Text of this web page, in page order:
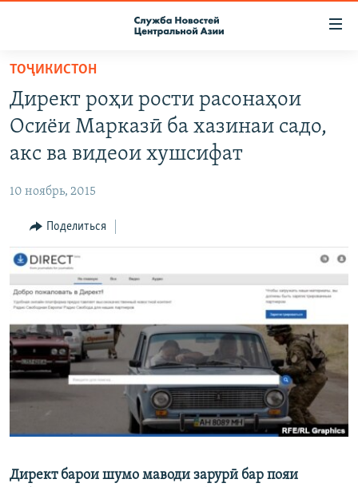
Вернуться
основному
содержанию
главной
навигации
Вернутся
поиску
ПОДПИСКА
НАСТОЯЩЕЕ ВРЕМЯ
МИГРАНТ МЕДИА
ТОҶИКИСТОН
Директ роҳи рости расонаҳои
Осиёи Марказӣ ба хазинаи садо,
акс ва видеои хушсифат
10 ноябрь, 2015
Поделиться
Директ барои шумо маводи зарурӣ бар пояи